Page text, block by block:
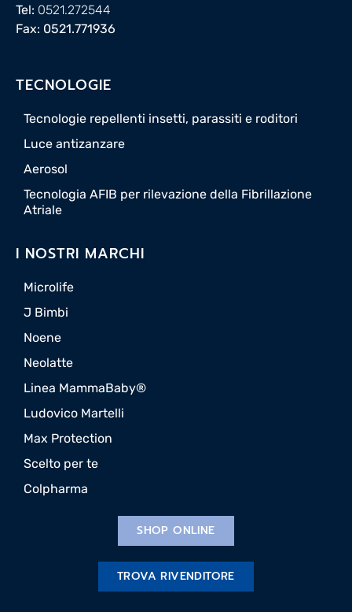
Tel: 0521.272544
Fax: 0521.771936
TECNOLOGIE
Tecnologie repellenti insetti, parassiti e roditori
Luce antizanzare
Aerosol
Tecnologia AFIB per rilevazione della Fibrillazione
Atriale
I NOSTRI MARCHI
Microlife
J Bimbi
Noene
Neolatte
Linea MammaBaby®
Ludovico Martelli
Max Protection
Scelto per te
Colpharma
SHOP ONLINE
TROVA RIVENDITORE